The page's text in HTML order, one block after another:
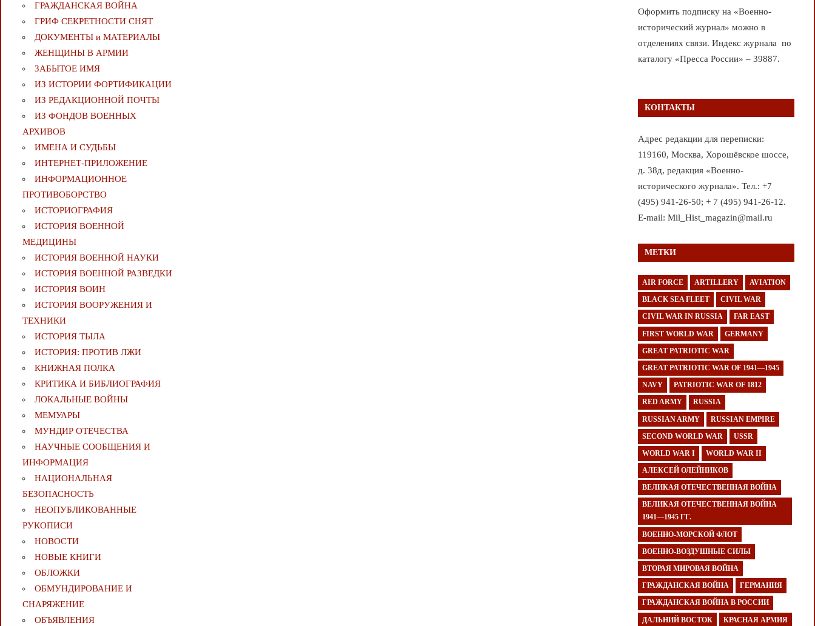
ГРАЖДАНСКАЯ ВОЙНА
ГРИФ СЕКРЕТНОСТИ СНЯТ
ДОКУМЕНТЫ и МАТЕРИАЛЫ
ЖЕНЩИНЫ В АРМИИ
ЗАБЫТОЕ ИМЯ
ИЗ ИСТОРИИ ФОРТИФИКАЦИИ
ИЗ РЕДАКЦИОННОЙ ПОЧТЫ
ИЗ ФОНДОВ ВОЕННЫХ
АРХИВОВ
ИМЕНА И СУДЬБЫ
ИНТЕРНЕТ-ПРИЛОЖЕНИЕ
ИНФОРМАЦИОННОЕ
ПРОТИВОБОРСТВО
ИСТОРИОГРАФИЯ
ИСТОРИЯ ВОЕННОЙ
МЕДИЦИНЫ
ИСТОРИЯ ВОЕННОЙ НАУКИ
ИСТОРИЯ ВОЕННОЙ РАЗВЕДКИ
ИСТОРИЯ ВОИН
ИСТОРИЯ ВООРУЖЕНИЯ И
ТЕХНИКИ
ИСТОРИЯ ТЫЛА
ИСТОРИЯ: ПРОТИВ ЛЖИ
КНИЖНАЯ ПОЛКА
КРИТИКА И БИБЛИОГРАФИЯ
ЛОКАЛЬНЫЕ ВОЙНЫ
МЕМУАРЫ
МУНДИР ОТЕЧЕСТВА
НАУЧНЫЕ СООБЩЕНИЯ И
ИНФОРМАЦИЯ
НАЦИОНАЛЬНАЯ
БЕЗОПАСНОСТЬ
НЕОПУБЛИКОВАННЫЕ
РУКОПИСИ
НОВОСТИ
НОВЫЕ КНИГИ
ОБЛОЖКИ
ОБМУНДИРОВАНИЕ И
СНАРЯЖЕНИЕ
ОБЪЯВЛЕНИЯ
Оформить подписку на «Военно-
исторический журнал» можно в
отделениях связи. Индекс журнала по
каталогу «Пресса России» – 39887.
КОНТАКТЫ
Адрес редакции для переписки:
119160, Москва, Хорошёвское шоссе,
д. 38д, редакция «Военно-
исторического журнала». Тел.: +7
(495) 941-26-50; + 7 (495) 941-26-12.
E-mail: Mil_Hist_magazin@mail.ru
МЕТКИ
AIR FORCE ARTILLERY AVIATION
BLACK SEA FLEET CIVIL WAR
CIVIL WAR IN RUSSIA FAR EAST
FIRST WORLD WAR GERMANY
GREAT PATRIOTIC WAR
GREAT PATRIOTIC WAR OF 1941—1945
NAVY PATRIOTIC WAR OF 1812
RED ARMY RUSSIA
RUSSIAN ARMY RUSSIAN EMPIRE
SECOND WORLD WAR USSR
WORLD WAR I WORLD WAR II
АЛЕКСЕЙ ОЛЕЙНИКОВ
ВЕЛИКАЯ ОТЕЧЕСТВЕННАЯ ВОЙНА
ВЕЛИКАЯ ОТЕЧЕСТВЕННАЯ ВОЙНА
1941—1945 ГГ.
ВОЕННО-МОРСКОЙ ФЛОТ
ВОЕННО-ВОЗДУШНЫЕ СИЛЫ
ВТОРАЯ МИРОВАЯ ВОЙНА
ГРАЖДАНСКАЯ ВОЙНА ГЕРМАНИЯ
ГРАЖДАНСКАЯ ВОЙНА В РОССИИ
ДАЛЬНИЙ ВОСТОК КРАСНАЯ АРМИЯ